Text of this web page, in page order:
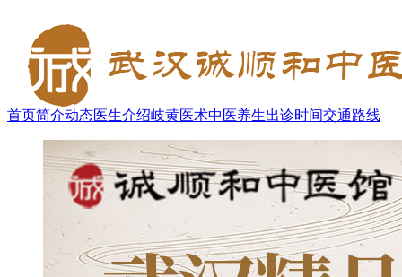
首页简介动态医生介绍岐黄医术中医养生出诊时间交通路线